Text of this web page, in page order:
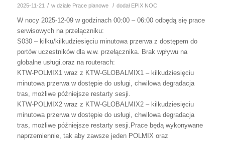
2025-11-21 / w dziale Prace planowe / dodał EPIX NOC
W nocy 2025-12-09 w godzinach 00:00 – 06:00 odbędą się prace
serwisowych na przełączniku:
S030 – kilku/kilkudziesięciu minutowa przerwa z dostępem do
portów uczestników dla w.w. przełącznika. Brak wpływu na
globalne usługi.oraz na routerach:
KTW-POLMIX1 wraz z KTW-GLOBALMIX1 – kilkudziesięciu
minutowa przerwa w dostępie do usługi, chwilowa degradacja
tras, możliwe późniejsze restarty sesji.
KTW-POLMIX2 wraz z KTW-GLOBALMIX2 – kilkudziesięciu
minutowa przerwa w dostępie do usługi, chwilowa degradacja
tras, możliwe późniejsze restarty sesji.Prace będą wykonywane
naprzemiennie, tak aby zawsze jeden POLMIX oraz